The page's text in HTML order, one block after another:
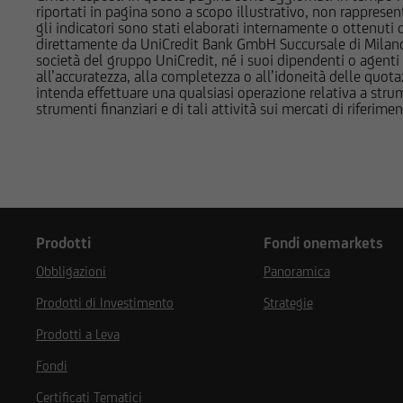
riportati in pagina sono a scopo illustrativo, non
gli indicatori sono stati elaborati internamente o ottenuti
direttamente da UniCredit Bank GmbH Succursale di
società del gruppo UniCredit, né i suoi dipendenti o
all’accuratezza, alla completezza o all’idoneità delle
intenda effettuare una qualsiasi operazione relativa a
strumenti finanziari e di tali attività sui mercati di
Prodotti
Obbligazioni
Prodotti di Investimento
Prodotti a Leva
Fondi
Certificati Tematici
Fondi onemarkets
Panoramica
Strategie
UniCredit
Austria AG,
UniCredit Bank
Centrale Europea.
Supervisory
Supervisory
Dichiaro di avere
restrizioni di
attualmente negli